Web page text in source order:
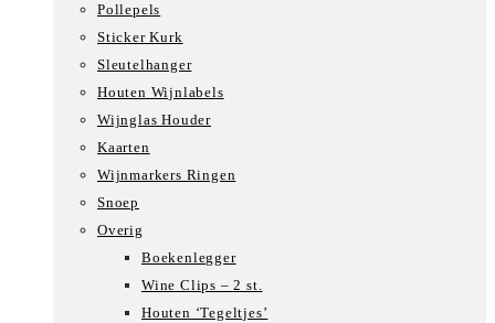
Pollepels
Sticker Kurk
Sleutelhanger
Houten Wijnlabels
Wijnglas Houder
Kaarten
Wijnmarkers Ringen
Snoep
Overig
Boekenlegger
Wine Clips – 2 st.
Houten ‘Tegeltjes’